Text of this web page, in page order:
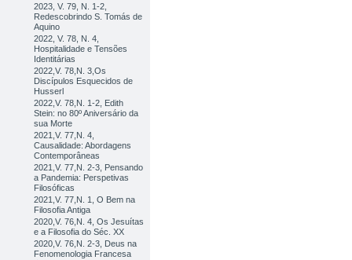
2023, V. 79, N. 1-2,
Redescobrindo S. Tomás de
Aquino
2022, V. 78, N. 4,
Hospitalidade e Tensões
Identitárias
2022,V. 78,N. 3,Os
Discípulos Esquecidos de
Husserl
2022,V. 78,N. 1-2, Edith
Stein: no 80º Aniversário da
sua Morte
2021,V. 77,N. 4,
Causalidade: Abordagens
Contemporâneas
2021,V. 77,N. 2-3, Pensando
a Pandemia: Perspetivas
Filosóficas
2021,V. 77,N. 1, O Bem na
Filosofia Antiga
2020,V. 76,N. 4, Os Jesuítas
e a Filosofia do Séc. XX
2020,V. 76,N. 2-3, Deus na
Fenomenologia Francesa